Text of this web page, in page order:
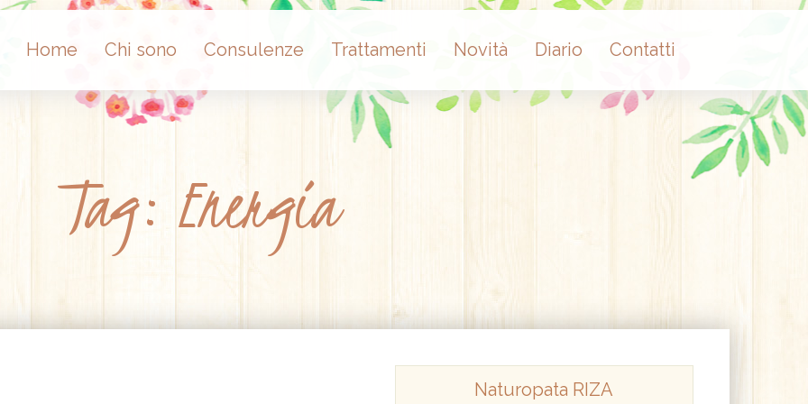
Home Chi sono Consulenze Trattamenti Novità Diario Contatti
Tag: Energia
Naturopata RIZA